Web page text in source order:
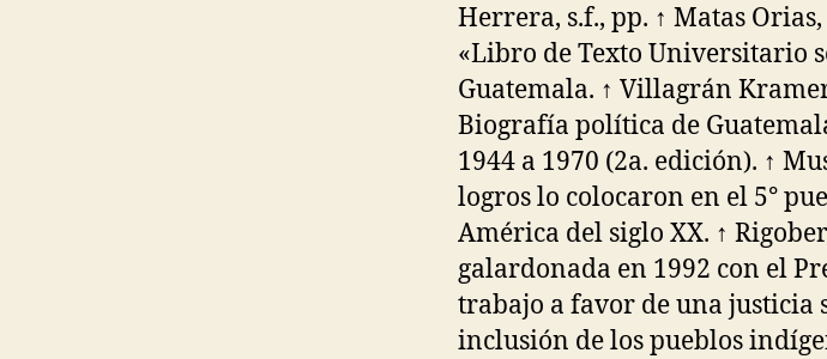
Herrera, s.f., pp. ↑ Matas
«Libro de Texto Universitario
Guatemala. ↑ Villagrán
Biografía política de
1944 a 1970 (2a. edición). ↑
logros lo colocaron en el 5°
América del siglo XX. ↑
galardonada en 1992 con el
trabajo a favor de una justicia
inclusión de los pueblos